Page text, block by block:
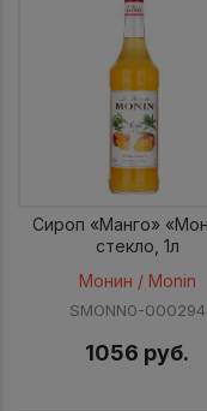
Сироп «Манго»
стекло, 1л
Монин / Monin
SMONN0-000294
1056 руб.